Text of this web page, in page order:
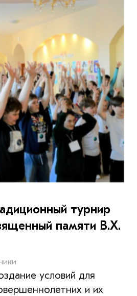
турнир
памяти В.Х.
условий для
и их